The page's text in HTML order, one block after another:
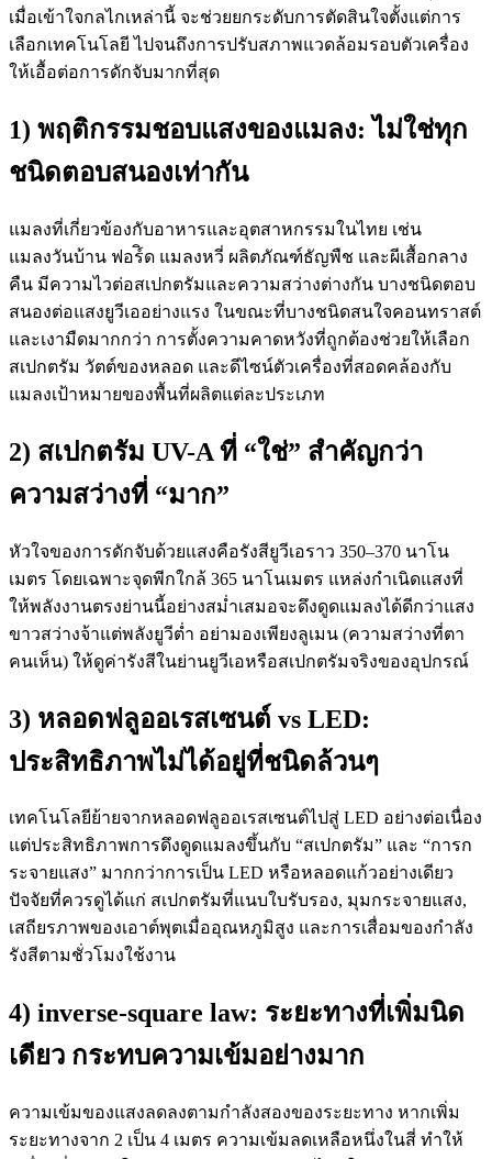
เมื่อเข้าใจกลไกเหล่านี้ จะช่วยยกระดับการตัดสินใจตั้งแต่การ
เลือกเทคโนโลยี ไปจนถึงการปรับสภาพแวดล้อมรอบตัวเครื่อง
ให้เอื้อต่อการดักจับมากที่สุด
1) พฤติกรรมชอบแสงของแมลง: ไม่ใช่ทุก
ชนิดตอบสนองเท่ากัน
แมลงที่เกี่ยวข้องกับอาหารและอุตสาหกรรมในไทย เช่น
แมลงวันบ้าน ฟอร์ิด แมลงหวี่ ผลิตภัณฑ์ธัญพืช และผีเสื้อกลาง
คืน มีความไวต่อสเปกตรัมและความสว่างต่างกัน บางชนิดตอบ
สนองต่อแสงยูวีเออย่างแรง ในขณะที่บางชนิดสนใจคอนทราสต์
และเงามืดมากกว่า การตั้งความคาดหวังที่ถูกต้องช่วยให้เลือก
สเปกตรัม วัตต์ของหลอด และดีไซน์ตัวเครื่องที่สอดคล้องกับ
แมลงเป้าหมายของพื้นที่ผลิตแต่ละประเภท
2) สเปกตรัม UV-A ที่ “ใช่” สำคัญกว่า
ความสว่างที่ “มาก”
หัวใจของการดักจับด้วยแสงคือรังสียูวีเอราว 350–370 นาโน
เมตร โดยเฉพาะจุดพีกใกล้ 365 นาโนเมตร แหล่งกำเนิดแสงที่
ให้พลังงานตรงย่านนี้อย่างสม่ำเสมอจะดึงดูดแมลงได้ดีกว่าแสง
ขาวสว่างจ้าแต่พลังยูวีต่ำ อย่ามองเพียงลูเมน (ความสว่างที่ตา
คนเห็น) ให้ดูค่ารังสีในย่านยูวีเอหรือสเปกตรัมจริงของอุปกรณ์
3) หลอดฟลูออเรสเซนต์ vs LED:
ประสิทธิภาพไม่ได้อยู่ที่ชนิดล้วนๆ
เทคโนโลยีย้ายจากหลอดฟลูออเรสเซนต์ไปสู่ LED อย่างต่อเนื่อง
แต่ประสิทธิภาพการดึงดูดแมลงขึ้นกับ “สเปกตรัม” และ “การก
ระจายแสง” มากกว่าการเป็น LED หรือหลอดแก้วอย่างเดียว
ปัจจัยที่ควรดูได้แก่ สเปกตรัมที่แนบใบรับรอง, มุมกระจายแสง,
เสถียรภาพของเอาต์พุตเมื่ออุณหภูมิสูง และการเสื่อมของกำลัง
รังสีตามชั่วโมงใช้งาน
4) inverse-square law: ระยะทางที่เพิ่มนิด
เดียว กระทบความเข้มอย่างมาก
ความเข้มของแสงลดลงตามกำลังสองของระยะทาง หากเพิ่ม
ระยะทางจาก 2 เป็น 4 เมตร ความเข้มลดเหลือหนึ่งในสี่ ทำให้